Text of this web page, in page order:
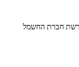
חברת החשמל